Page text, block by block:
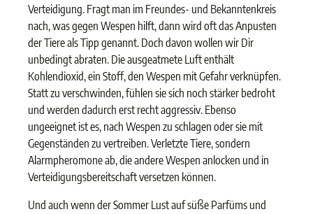
Verteidigung. Fragt man im Freundes- und Bekanntenkreis
nach, was gegen Wespen hilft, dann wird oft das Anpusten
der Tiere als Tipp genannt. Doch davon wollen wir Dir
unbedingt abraten. Die ausgeatmete Luft enthält
Kohlendioxid, ein Stoff, den Wespen mit Gefahr verknüpfen.
Statt zu verschwinden, fühlen sie sich noch stärker bedroht
und werden dadurch erst recht aggressiv. Ebenso
ungeeignet ist es, nach Wespen zu schlagen oder sie mit
Gegenständen zu vertreiben. Verletzte Tiere, sondern
Alarmpheromone ab, die andere Wespen anlocken und in
Verteidigungsbereitschaft versetzen können.
Und auch wenn der Sommer Lust auf süße Parfüms und